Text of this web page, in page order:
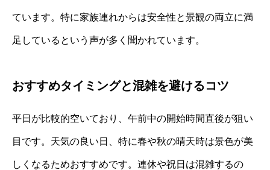
ています。特に家族連れからは安全性と景観の両立に満
足しているという声が多く聞かれています。
おすすめタイミングと混雑を避けるコツ
平日が比較的空いており、午前中の開始時間直後が狙い
目です。天気の良い日、特に春や秋の晴天時は景色が美
しくなるためおすすめです。連休や祝日は混雑するの